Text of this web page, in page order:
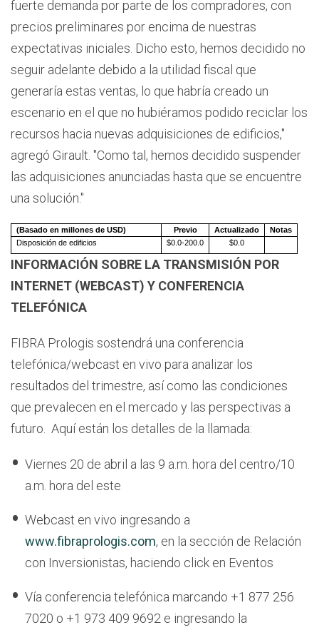
fuerte demanda por parte de los compradores, con
precios preliminares por encima de nuestras
expectativas iniciales. Dicho esto, hemos decidido no
seguir adelante debido a la utilidad fiscal que
generaría estas ventas, lo que habría creado un
escenario en el que no hubiéramos podido reciclar los
recursos hacia nuevas adquisiciones de edificios,"
agregó Girault. "Como tal, hemos decidido suspender
las adquisiciones anunciadas hasta que se encuentre
una solución."
(Basado en millones de USD) Previo Actualizado
Notas
Disposición de edificios
$0.0-200.0 $0.0
INFORMACIÓN SOBRE LA TRANSMISIÓN POR
INTERNET (WEBCAST) Y CONFERENCIA
TELEFÓNICA
FIBRA Prologis sostendrá una conferencia
telefónica/webcast en vivo para analizar los
resultados del trimestre, así como las condiciones
que prevalecen en el mercado y las perspectivas a
futuro. Aquí están los detalles de la llamada:
Viernes 20 de abril a las 9 a.m. hora del centro/10
a.m. hora del este
Webcast en vivo ingresando a
www.fibraprologis.com, en la sección de Relación
con Inversionistas, haciendo click en Eventos
Vía conferencia telefónica marcando +1 877 256
7020 o +1 973 409 9692 e ingresando la